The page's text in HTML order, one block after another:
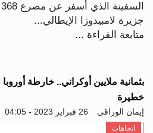
جزيرة لامبيدوزا الإيطالي...
متابعة القراءة ...
بثمانية ملايين أوكراني.. خارطة أوروبا
خطيرة
إيمان الوراقي 26 فبراير 2023 - 04:05
اتجاهات